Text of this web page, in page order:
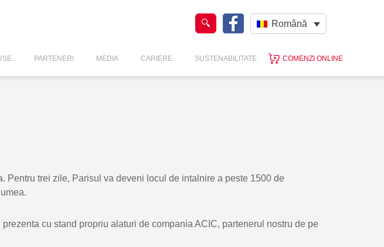
Română
PARTENERI MEDIA CARIERE SUSTENABILITATE COMENZI ONLINE
Pentru trei zile, Parisul va deveni locul de intalnire a peste 1500 de
cu stand propriu alaturi de compania ACIC, partenerul nostru de pe